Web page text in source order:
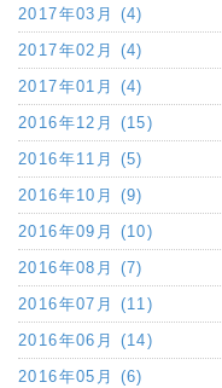
2017年03月 (4)
2017年02月 (4)
2017年01月 (4)
2016年12月 (15)
2016年11月 (5)
2016年10月 (9)
2016年09月 (10)
2016年08月 (7)
2016年07月 (11)
2016年06月 (14)
2016年05月 (6)